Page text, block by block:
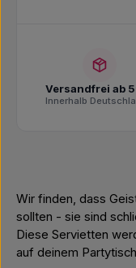
Versandfrei ab
Innerhalb
Wir finden, dass
sollten - sie sind
Diese Servietten
auf deinem